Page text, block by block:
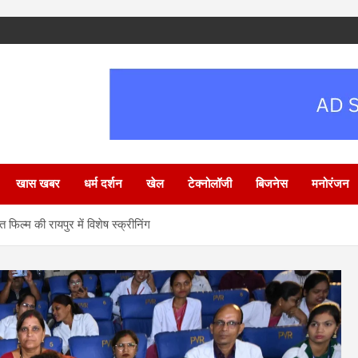
खास खबर धर्म दर्शन खेल टेक्नोलॉजी बिजनेस मनोरंजन
की रायपुर में विशेष स्क्रीनिंग